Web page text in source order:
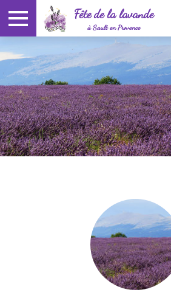
Fête de la lavande
à Sault en Provence